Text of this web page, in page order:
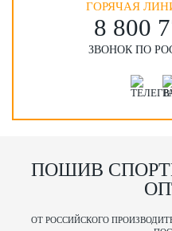
ГОРЯЧАЯ
8 800
ЗВОНОК ПО
ПОШИВ
ОТ РОССИЙСКОГО